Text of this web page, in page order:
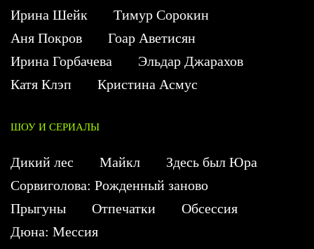
Ирина Шейк
Тимур Сорокин
Аня Покров
Гоар Аветисян
Ирина Горбачева
Эльдар Джарахов
Катя Клэп
Кристина Асмус
ШОУ И СЕРИАЛЫ
Дикий лес Майкл
Здесь был Юра
Сорвиголова: Рожденный заново
Прыгуны
Отпечатки
Обсессия
Дюна: Мессия